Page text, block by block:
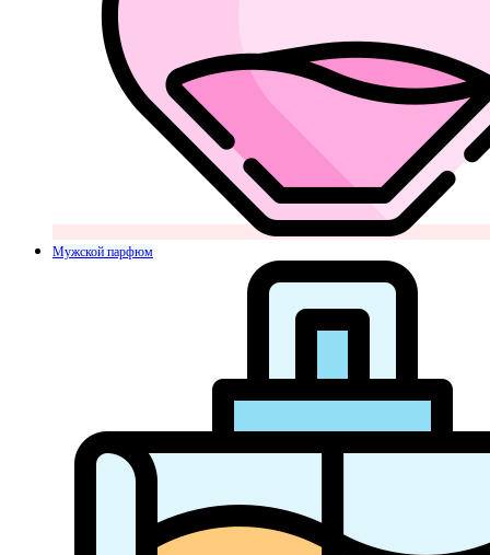
Мужской парфюм